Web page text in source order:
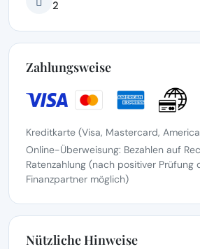
2
Zahlungsweise
Kreditkarte (Visa, Mastercard,
Online-Überweisung: Bezahlen auf
Ratenzahlung (nach positiver Prüfung
Finanzpartner möglich)
Nützliche Hinweise